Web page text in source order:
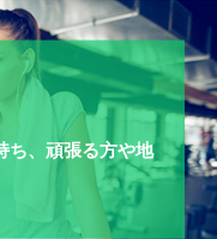
ち、頑張る方や地